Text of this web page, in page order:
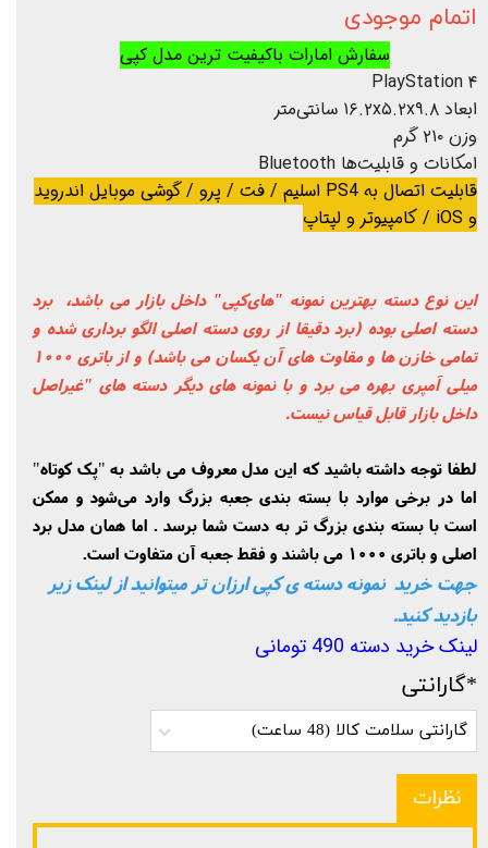
اتمام موجودی
سفارش امارات باکیفیت ترین مدل کپی
PlayStation ۴
ابعاد ۱۶.۲x۵.۲x۹.۸ سانتی‌متر
وزن ۲۱۰ گرم
امکانات و قابلیت‌ها Bluetooth
قابلیت اتصال به PS4 اسلیم / فت / پرو / گوشی موبایل اندروید
و iOS / کامپیوتر و لپتاپ
این نوع دسته بهترین نمونه "های‌کپی" داخل بازار می باشد، برد
دسته اصلی بوده (برد دقیقا از روی دسته اصلی الگو برداری شده و
تمامی خازن ها و مقاوت های آن یکسان می باشد) و از باتری 1000
میلی آمپری بهره می برد و با نمونه های دیگر دسته های "غیراصل
داخل بازار قابل قیاس نیست.
لطفا توجه داشته باشید که این مدل معروف می باشد به "پک کوتاه"
اما در برخی موارد با بسته بندی جعبه بزرگ وارد می‌شود و ممکن
است با بسته بندی بزرگ تر به دست شما برسد . اما همان مدل برد
اصلی و باتری 1000 می باشند و فقط جعبه آن متفاوت است.
جهت خرید نمونه دسته ی کپی ارزان تر میتوانید از لینک زیر
بازدید کنید.
لینک خرید دسته 490 تومانی
*گارانتی
گارانتی سلامت کالا (48 ساعت)
نظرات